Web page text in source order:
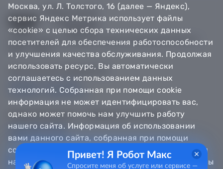
© Департамент информатизации Тюменской области,
Техническая поддержка
Сообщить об ошибке
Направить обращение
Информационно - справочная служба
8 800 100-12-90
8 3452 56-63-30
Москва, ул. Л. Толстого, 16 (далее — Яндекс),
сервис Яндекс Метрика использует файлы
«cookie» с целью сбора технических данных
посетителей для обеспечения работоспособности
и улучшения качества обслуживания. Продолжая
использовать ресурс, Вы автоматически
соглашаетесь с использованием данных
технологий. Собранная при помощи cookie
информация не может идентифицировать вас,
однако может помочь нам улучшить работу
нашего сайта. Информация об использовании
вами данного сайта, собранная при помощи
cookie, будет передаваться Яндексу и храниться
на сервере Яндекса в Российской Федерации. Вы
Привет! Я Робот Макс
Спросите меня об услуге или сервисе —